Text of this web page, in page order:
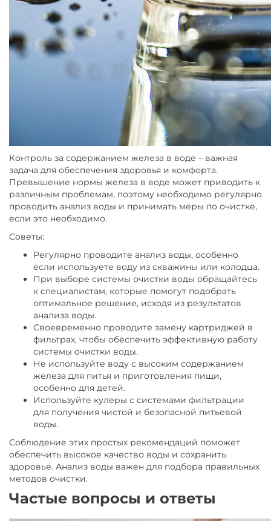
Контроль за содержанием железа в воде – важная
задача для обеспечения здоровья и комфорта.
Превышение нормы железа в воде может приводить к
различным проблемам, поэтому необходимо регулярно
проводить анализ воды и принимать меры по очистке,
если это необходимо.
Советы:
Регулярно проводите анализ воды, особенно
если используете воду из скважины или колодца.
При выборе системы очистки воды обращайтесь
к специалистам, которые помогут подобрать
оптимальное решение, исходя из результатов
анализа воды.
Своевременно проводите замену картриджей в
фильтрах, чтобы обеспечить эффективную работу
системы очистки воды.
Не используйте воду с высоким содержанием
железа для питья и приготовления пищи,
особенно для детей.
Используйте кулеры с системами фильтрации
для получения чистой и безопасной питьевой
воды.
Соблюдение этих простых рекомендаций поможет
обеспечить высокое качество воды и сохранить
здоровье. Анализ воды важен для подбора правильных
методов очистки.
Частые вопросы и ответы